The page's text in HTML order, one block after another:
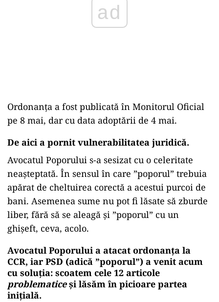
ad
Ordonanța a fost publicată în Monitorul Oficial
pe 8 mai, dar cu data adoptării de 4 mai.
De aici a pornit vulnerabilitatea juridică.
Avocatul Poporului s-a sesizat cu o celeritate
neașteptată. În sensul în care ”poporul” trebuia
apărat de cheltuirea corectă a acestui purcoi de
bani. Asemenea sume nu pot fi lăsate să zburde
liber, fără să se aleagă și ”poporul” cu un
ghișeft, ceva, acolo.
Avocatul Poporului a atacat ordonanța la
CCR, iar PSD (adică ”poporul”) a venit acum
cu soluția: scoatem cele 12 articole
problematiceși lăsăm în picioare partea
inițială.